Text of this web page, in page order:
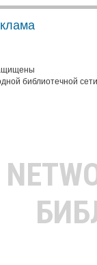
библиотечной